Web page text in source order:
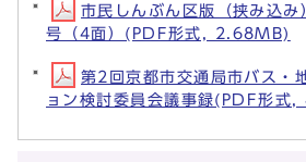
市民しんぶん区版（挟み込
号（4面）(PDF形式, 2.68MB)
第2回京都市交通局市バス・
ョン検討委員会議事録(PDF形式